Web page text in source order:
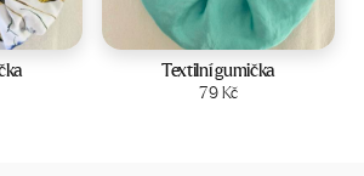
Textilní gumička
79Kč
Zobrazit produkt